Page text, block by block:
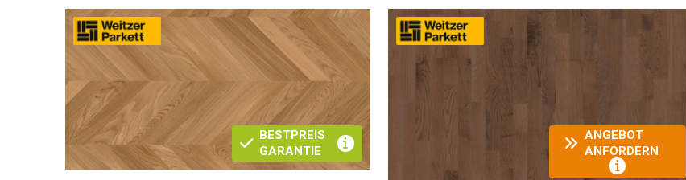
BESTPREIS
GARANTIE
ANGEBOT
ANFORDERN